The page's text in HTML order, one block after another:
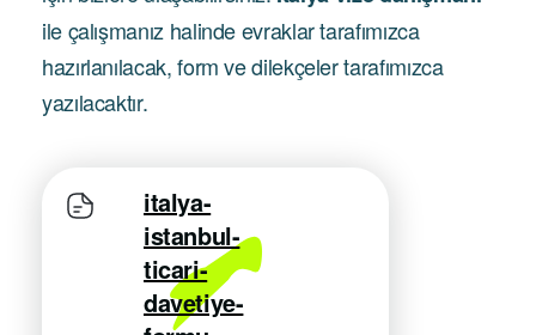
ile çalışmanız halinde evraklar tarafımızca
hazırlanılacak, form ve dilekçeler tarafımızca
yazılacaktır.
italya-
istanbul-
ticari-
davetiye-